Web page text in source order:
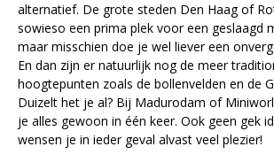
alternatief. De grote steden Den Haag of
sowieso een prima plek voor een geslaagd
maar misschien doe je wel liever een
En dan zijn er natuurlijk nog de meer
hoogtepunten zoals de bollenvelden en de
Duizelt het je al? Bij Madurodam of
je alles gewoon in één keer. Ook geen gek
wensen je in ieder geval alvast veel plezier!